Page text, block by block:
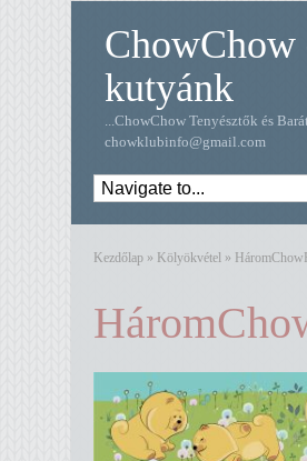
kutyánk
...ChowChow Tenyésztők és
chowklubinfo@gmail.com
Kezdőlap » Kölyökvétel »